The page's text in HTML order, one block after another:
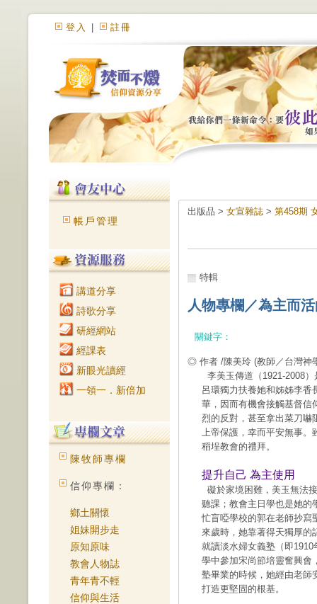
登入 註冊
帳戶管理
講道分享
詩歌分享
研經網站
經課表
新眼光讀經
一領一．新倍加
陳牧師專欄
信仰專欄：
鄉土關懷
姐妹開步走
原知原味
教會人物誌
青年青不輕
信仰與生活
出版品 > 女宣雜誌 > 第458期
特輯
人物專欄／為主而
關鍵字：
◎ 作者 /陳美玲 (教師／台灣神
李美玉傳道（1921-2008
呂環獨力扶養她和姊姊李香
華，因而有機會接觸基督信
烈的反對，甚至拿出菜刀嚇
上帝保護，幸而平安無事。
稻埕教會的禮拜。
提升自己 為主使用
礙於家境困難，美玉無法
聽課；教會主日學也是她的
忙盲啞學校的郭在老師抄寫
來歲時，她靠著得天獨厚的
就讀淡水婦女義塾（即
學中參加宋尚節培靈奮興會
塾畢業的時候，她經由老師
打造更堅固的根基。